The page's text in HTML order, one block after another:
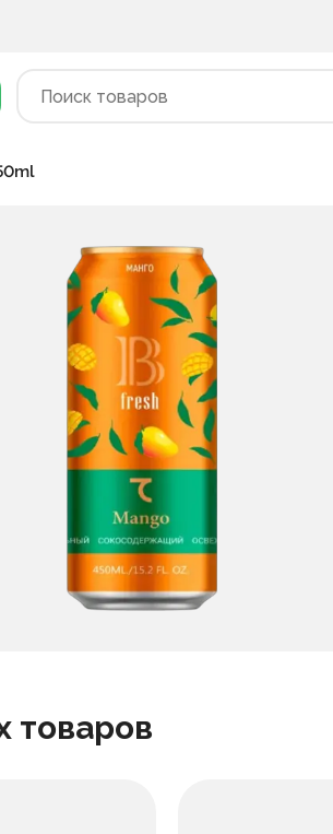
товаров